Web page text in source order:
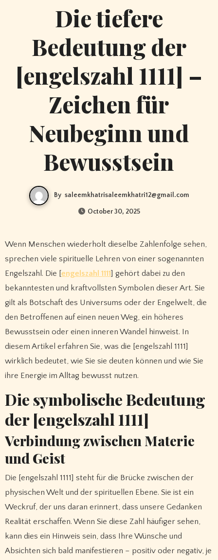
Die tiefere
Bedeutung der
[engelszahl 1111] –
Zeichen für
Neubeginn und
Bewusstsein
By saleemkhatrisaleemkhatri12@gmail.com
October 30, 2025
Wenn Menschen wiederholt dieselbe Zahlenfolge sehen,
sprechen viele spirituelle Lehren von einer sogenannten
Engelszahl. Die [engelszahl 1111] gehört dabei zu den
bekanntesten und kraftvollsten Symbolen dieser Art. Sie
gilt als Botschaft des Universums oder der Engelwelt, die
den Betroffenen auf einen neuen Weg, ein höheres
Bewusstsein oder einen inneren Wandel hinweist. In
diesem Artikel erfahren Sie, was die [engelszahl 1111]
wirklich bedeutet, wie Sie sie deuten können und wie Sie
ihre Energie im Alltag bewusst nutzen.
Die symbolische Bedeutung
der [engelszahl 1111]
Verbindung zwischen Materie
und Geist
Die [engelszahl 1111] steht für die Brücke zwischen der
physischen Welt und der spirituellen Ebene. Sie ist ein
Weckruf, der uns daran erinnert, dass unsere Gedanken
Realität erschaffen. Wenn Sie diese Zahl häufiger sehen,
kann dies ein Hinweis sein, dass Ihre Wünsche und
Absichten sich bald manifestieren – positiv oder negativ, je